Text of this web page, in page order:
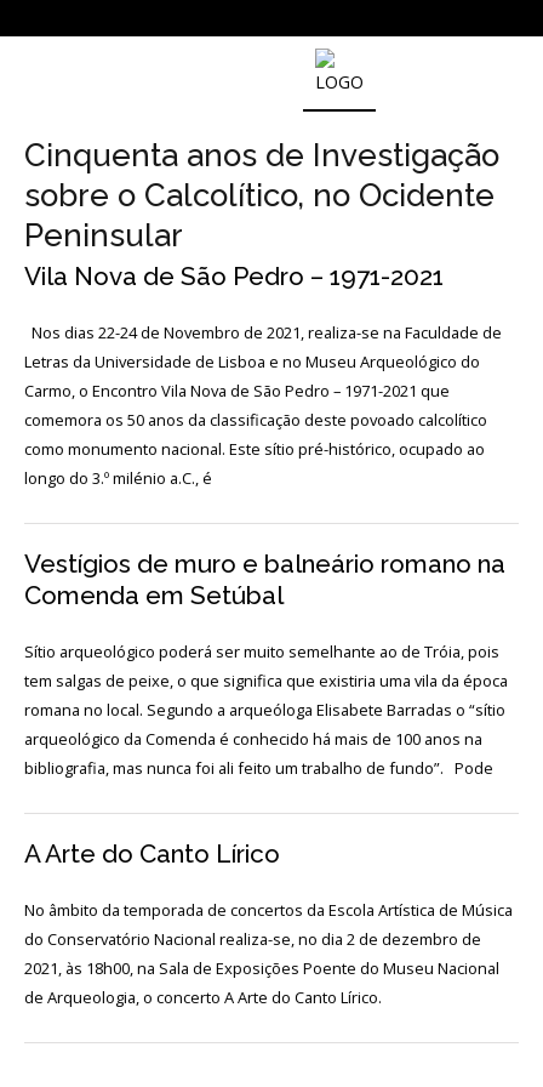
Outras
Notícias
Arquivo
Actividades
Arquivo
O
MNA
ESCUTA
EXTERNA
ANOS
MNA
Exposições
Cooperação
Cinquenta anos de Investigação
sobre o Calcolítico, no Ocidente
Peninsular
Vila Nova de São Pedro – 1971-2021
Nos dias 22-24 de Novembro de 2021, realiza-se na Faculdade de
Letras da Universidade de Lisboa e no Museu Arqueológico do
Carmo, o Encontro Vila Nova de São Pedro – 1971-2021 que
comemora os 50 anos da classificação deste povoado calcolítico
como monumento nacional. Este sítio pré-histórico, ocupado ao
longo do 3.º milénio a.C., é
Vestígios de muro e balneário romano na
Comenda em Setúbal
Sítio arqueológico poderá ser muito semelhante ao de Tróia, pois
tem salgas de peixe, o que significa que existiria uma vila da época
romana no local. Segundo a arqueóloga Elisabete Barradas o “sítio
arqueológico da Comenda é conhecido há mais de 100 anos na
bibliografia, mas nunca foi ali feito um trabalho de fundo”. Pode
A Arte do Canto Lírico
No âmbito da temporada de concertos da Escola Artística de Música
do Conservatório Nacional realiza-se, no dia 2 de dezembro de
2021, às 18h00, na Sala de Exposições Poente do Museu Nacional
de Arqueologia, o concerto A Arte do Canto Lírico.